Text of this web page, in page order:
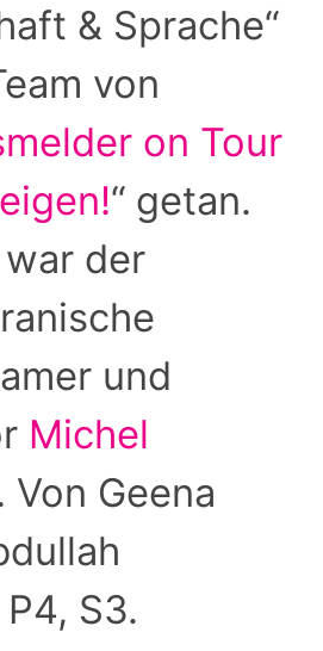
& Sprache“
von
on Tour
“ getan.
der
und
Michel
Von Geena
S3.